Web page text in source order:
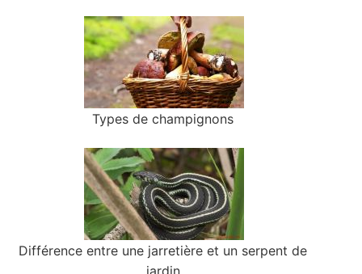
Types de champignons
Différence entre une jarretière et un serpent de